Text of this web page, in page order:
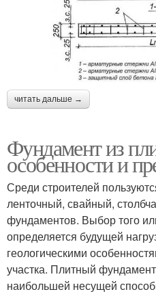
читать дальше →
Фундамент из
особенности и
Среди строителей
ленточный, свайный,
фундаментов. Выбор того
определяется будущей
геологическими
участка. Плитный
наибольшей несущей